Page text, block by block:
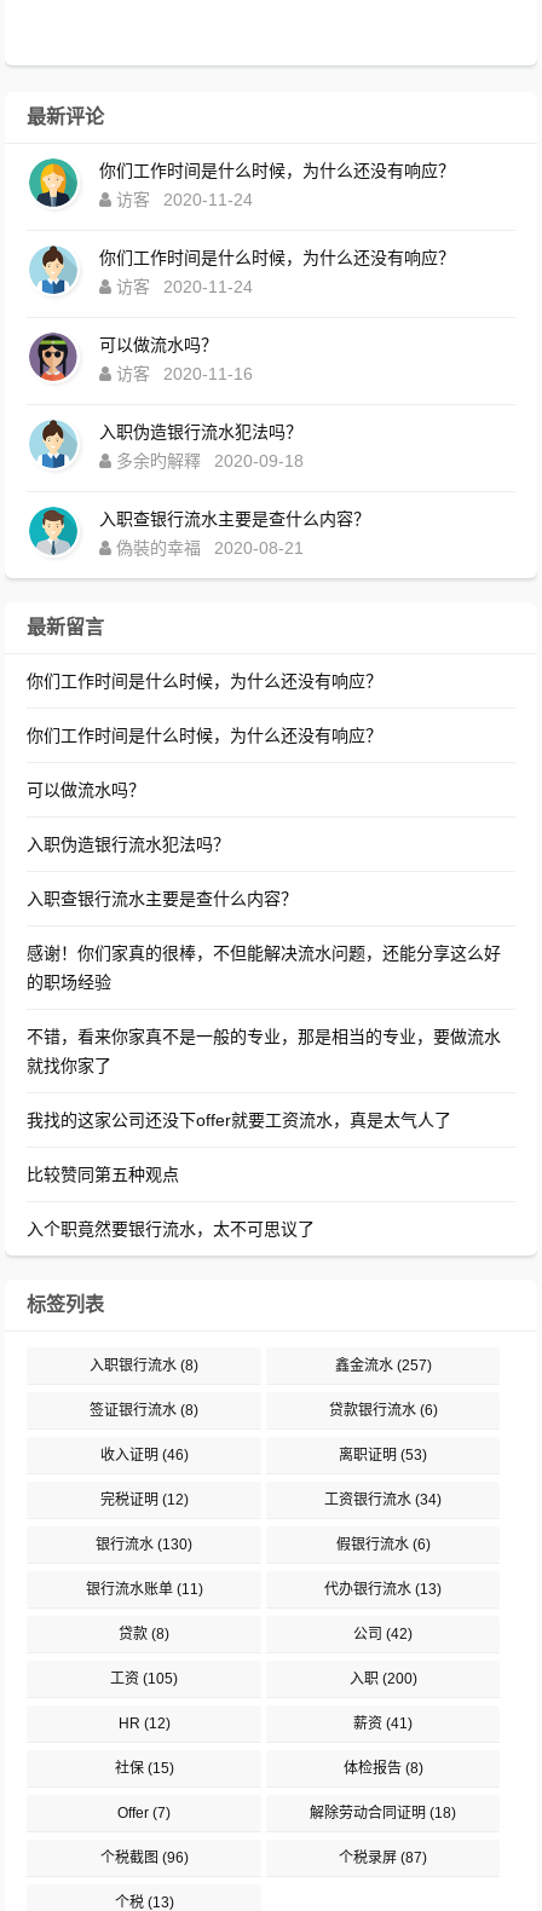
最新评论
你们工作时间是什么时候，为什么还没有响应？
访客
2020-11-24
你们工作时间是什么时候，为什么还没有响应？
访客
2020-11-24
可以做流水吗？
访客
2020-11-16
入职伪造银行流水犯法吗？
多余旳解釋
2020-09-18
入职查银行流水主要是查什么内容？
偽裝的幸福
2020-08-21
最新留言
你们工作时间是什么时候，为什么还没有响应？
你们工作时间是什么时候，为什么还没有响应？
可以做流水吗？
入职伪造银行流水犯法吗？
入职查银行流水主要是查什么内容？
感谢！你们家真的很棒，不但能解决流水问题，还能分享这么好
的职场经验
不错，看来你家真不是一般的专业，那是相当的专业，要做流水
就找你家了
我找的这家公司还没下offer就要工资流水，真是太气人了
比较赞同第五种观点
入个职竟然要银行流水，太不可思议了
标签列表
入职银行流水 (8) 鑫金流水(257)
签证银行流水 (8) 贷款银行流水(6)
收入证明 (46) 离职证明 (53)
完税证明 (12) 工资银行流水 (34)
银行流水 (130) 假银行流水(6)
银行流水账单(11) 代办银行流水 (13)
贷款 (8) 公司 (42)
工资 (105) 入职 (200)
HR (12) 薪资 (41)
社保(15) 体检报告(8)
Offer (7) 解除劳动合同证明 (18)
个税截图 (96) 个税录屏 (87)
个税(13)